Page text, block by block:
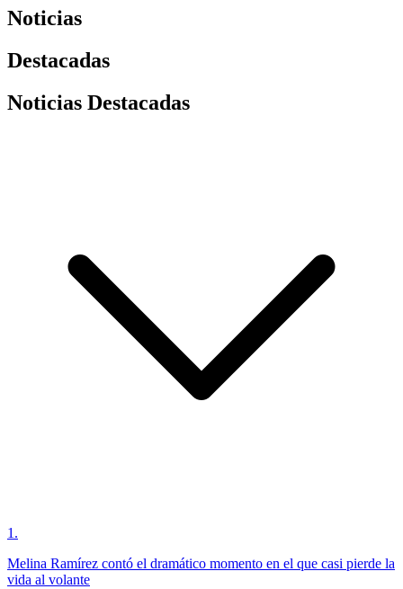
Noticias
Destacadas
Noticias Destacadas
1 .
Melina Ramírez contó el dramático momento en el que casi pierde la
vida al volante